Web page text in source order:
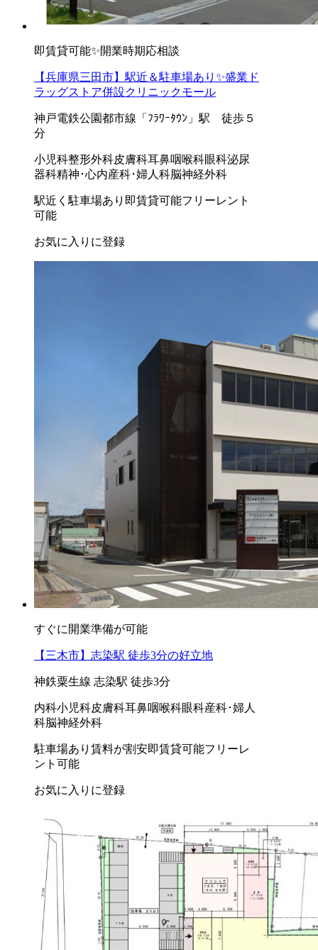
即賃貸可能✨開業時期応相談
【兵庫県三田市】駅近＆駐車場あり✨盛業ド
ラッグストア併設クリニックモール
神戸電鉄公園都市線「ﾌﾗﾜｰﾀｳﾝ」駅 徒歩５
分
小児科整形外科皮膚科耳鼻咽喉科眼科泌尿
器科精神･心内産科･婦人科脳神経外科
駅近く 駐車場あり 即賃貸可能フリーレント
可能
お気に入りに登録
すぐに開業準備が可能
【三木市】志染駅 徒歩3分の好立地
神鉄粟生線 志染駅 徒歩3分
内科小児科皮膚科耳鼻咽喉科眼科産科･婦人
科脳神経外科
駐車場あり 賃料が割安即賃貸可能フリーレ
ント可能
お気に入りに登録